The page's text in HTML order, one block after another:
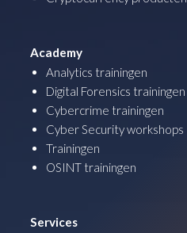
Academy
Analytics trainingen
Digital Forensics trainingen
Cybercrime trainingen
Cyber Security workshops
Trainingen
OSINT trainingen
Services